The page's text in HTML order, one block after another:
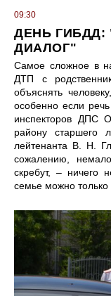
09:30
ДЕНЬ ГИБДД:
ДИАЛОГ"
Самое сложное в
ДТП с
объяснять
особенно если
инспекторов ДПС
району старшего
лейтенанта В. Н.
сожалению,
скребут, – ничего
семье можно